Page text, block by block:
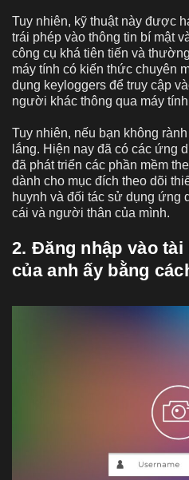
Tuy nhiên, kỹ thuật này được
trái phép vào thông tin bí mật
công cụ khá tiên tiến và
máy tính có kiến thức chuyên
dụng keyloggers để truy cập
người khác thông qua máy
Tuy nhiên, nếu bạn không
lắng. Hiện nay đã có các ứng
đã phát triển các phần mềm
dành cho mục đích theo dõi
huynh và đối tác sử dụng ứng
cái và người thân của mình.
2. Đăng nhập vào tài
của anh ấy bằng